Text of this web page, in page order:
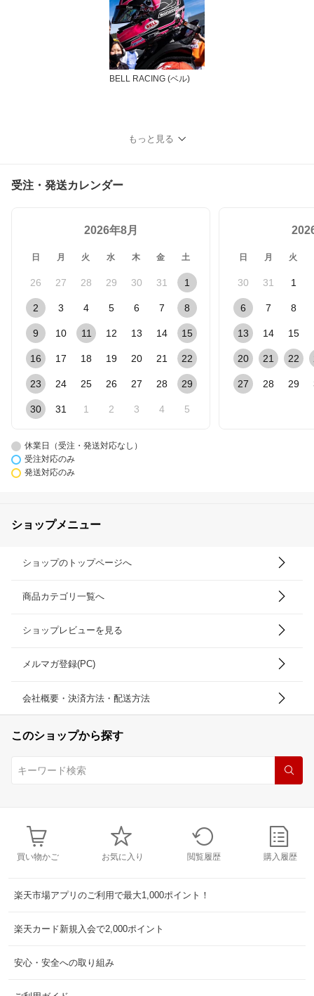
BELL RACING (ベル)
もっと見る
受注・発送カレンダー
2026年8月
日 月 火 水 木 金 土
26 27 28 29 30 31 1
2 3 4 5 6 7 8
9 10 11 12 13 14 15
16 17 18 19 20 21 22
23 24 25 26 27 28 29
30 31 1 2 3 4 5
日 月 火
30 31 1
6 7 8
13 14 15
20 21 22
27 28 29
休業日（受注・発送対応なし）
受注対応のみ
発送対応のみ
ショップメニュー
ショップのトップページへ
商品カテゴリ一覧へ
ショップレビューを見る
メルマガ登録(PC)
会社概要・決済方法・配送方法
このショップから探す
買い物かご お気に入り 閲覧履歴 購入履歴
楽天市場アプリのご利用で最大1,000ポイント！
楽天カード新規入会で2,000ポイント
安心・安全への取り組み